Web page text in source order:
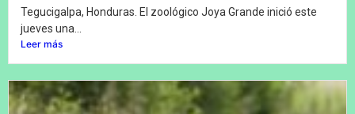
Tegucigalpa, Honduras. El zoológico Joya Grande inició este
jueves una...
Leer más